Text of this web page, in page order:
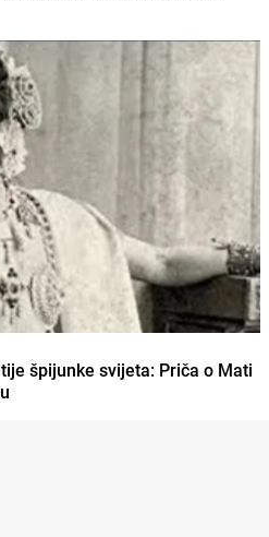
špijunke svijeta: Priča o Mati